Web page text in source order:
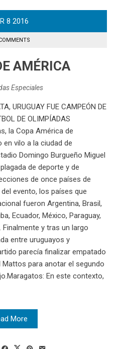
8 2016
AMÉRICA
Especiales
URUGUAY FUE CAMPEÓN DE
DE OLIMPÍADAS
la Copa América de
en vilo a la ciudad de
Domingo Burgueño Miguel
de deporte y de
de once países de
evento, los países que
fueron Argentina, Brasil,
Ecuador, México, Paraguay,
Finalmente y tras un largo
entre uruguayos y
parecía finalizar empatado
para anotar el segundo
En este contexto,
More